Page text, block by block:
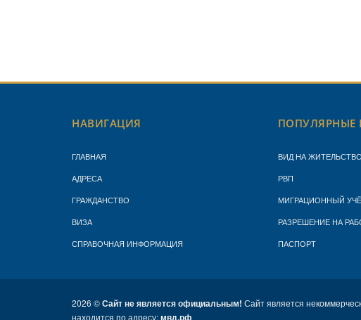
НАВИГАЦИЯ
ГЛАВНАЯ
АДРЕСА
ГРАЖДАНСТВО
ВИЗА
СПРАВОЧНАЯ ИНФОРМАЦИЯ
ПОПУЛЯРНЫЕ
ВИД НА ЖИТЕЛЬСТВО
РВП
МИГРАЦИОННЫЙ
РАЗРЕШЕНИЕ НА
ПАСПОРТ
2026 ©Сайт не является официальным! Сайт является
находится по адресу:мвд.рф